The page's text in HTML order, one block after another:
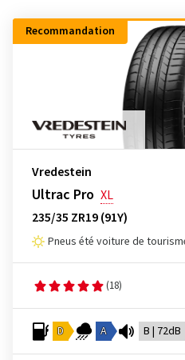
Recommandation
Vredestein
Ultrac Pro XL
235/35 ZR19 (91Y)
Pneus été voiture de
(18)
D A B | 72dB